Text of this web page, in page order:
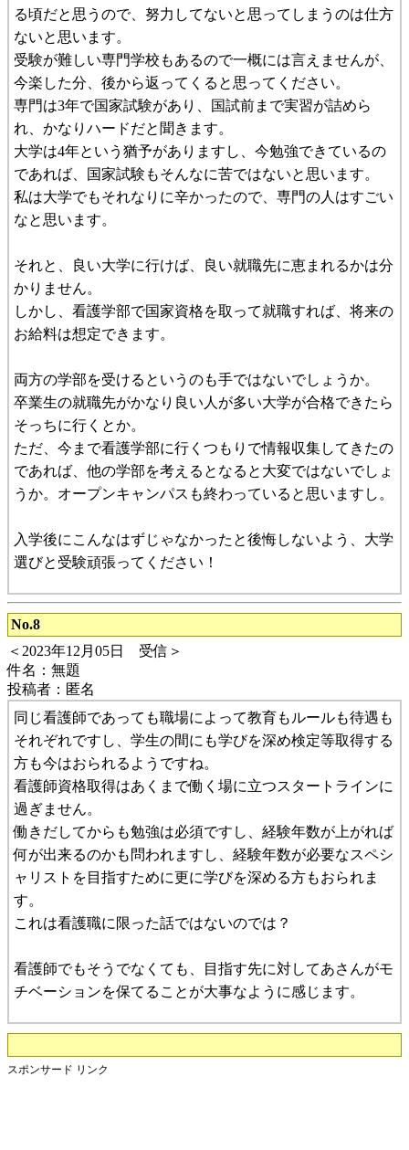
る頃だと思うので、努力してないと思ってしまうのは仕方
ないと思います。
受験が難しい専門学校もあるので一概には言えませんが、
今楽した分、後から返ってくると思ってください。
専門は3年で国家試験があり、国試前まで実習が詰めら
れ、かなりハードだと聞きます。
大学は4年という猶予がありますし、今勉強できているの
であれば、国家試験もそんなに苦ではないと思います。
私は大学でもそれなりに辛かったので、専門の人はすごい
なと思います。
それと、良い大学に行けば、良い就職先に恵まれるかは分
かりません。
しかし、看護学部で国家資格を取って就職すれば、将来の
お給料は想定できます。
両方の学部を受けるというのも手ではないでしょうか。
卒業生の就職先がかなり良い人が多い大学が合格できたら
そっちに行くとか。
ただ、今まで看護学部に行くつもりで情報収集してきたの
であれば、他の学部を考えるとなると大変ではないでしょ
うか。オープンキャンパスも終わっていると思いますし。
入学後にこんなはずじゃなかったと後悔しないよう、大学
選びと受験頑張ってください！
No.8
＜2023年12月05日 受信＞
件名：無題
投稿者：匿名
同じ看護師であっても職場によって教育もルールも待遇も
それぞれですし、学生の間にも学びを深め検定等取得する
方も今はおられるようですね。
看護師資格取得はあくまで働く場に立つスタートラインに
過ぎません。
働きだしてからも勉強は必須ですし、経験年数が上がれば
何が出来るのかも問われますし、経験年数が必要なスペシ
ャリストを目指すために更に学びを深める方もおられま
す。
これは看護職に限った話ではないのでは？
看護師でもそうでなくても、目指す先に対してあさんがモ
チベーションを保てることが大事なように感じます。
スポンサード リンク